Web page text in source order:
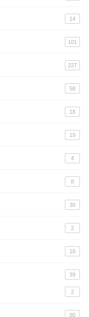
14
101
227
58
18
19
4
8
30
2
18
39
2
90